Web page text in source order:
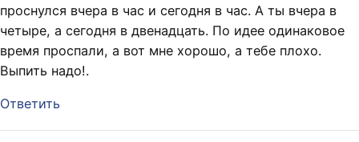
проснулся вчера в час и сегодня в час. А ты вчера в
четыре, а сегодня в двенадцать. По идее одинаковое
время проспали, а вот мне хорошо, а тебе плохо.
Выпить надо!.
Ответить